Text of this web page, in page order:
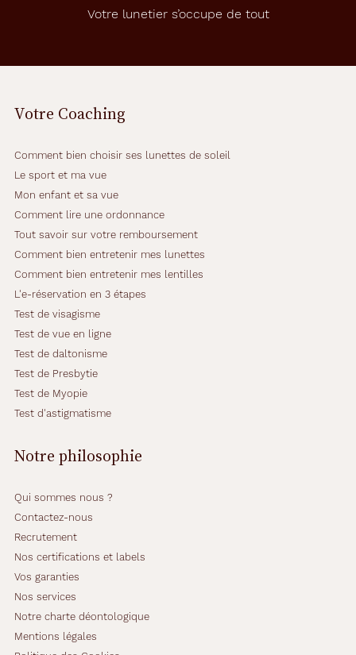
f
t
t
l
'
p
r
i
e
l
a
r
q
.
o
r
c
e
l
e
s
q
u
Votre lunetier s’occupe de tout
Votre Coaching
Comment bien choisir ses lunettes de soleil
Le sport et ma vue
Mon enfant et sa vue
Comment lire une ordonnance
Tout savoir sur votre remboursement
Comment bien entretenir mes lunettes
Comment bien entretenir mes lentilles
L'e-réservation en 3 étapes
Test de visagisme
Test de vue en ligne
Test de daltonisme
Test de Presbytie
Test de Myopie
Test d'astigmatisme
Notre philosophie
Qui sommes nous ?
Contactez-nous
Recrutement
Nos certifications et labels
Vos garanties
Nos services
Notre charte déontologique
Mentions légales